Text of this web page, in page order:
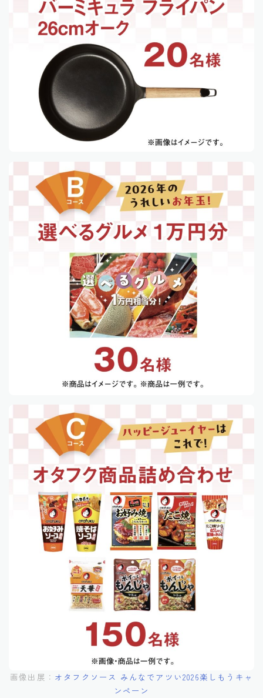
画像出展： オタフクソース みんなでアツい2026楽しもうキャ
ンペーン